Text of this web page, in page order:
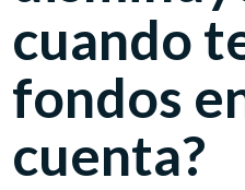
cuando
fondos
cuenta?